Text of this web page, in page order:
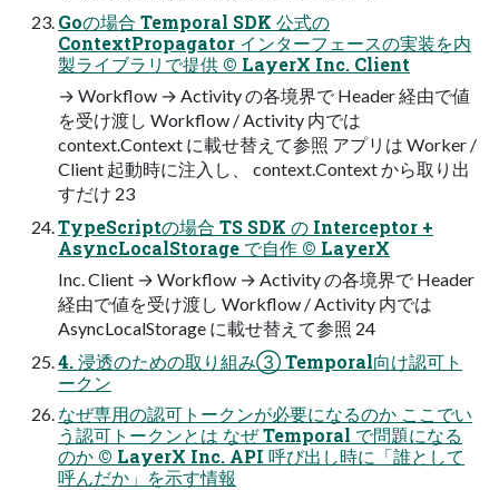
Goの場合 Temporal SDK 公式の
ContextPropagator インターフェースの実装を内
製ライブラリで提供 © LayerX Inc. Client
→ Workflow → Activity の各境界で Header 経由で値
を受け渡し Workflow / Activity 内では
context.Context に載せ替えて参照 アプリは Worker /
Client 起動時に注入し、 context.Context から取り出
すだけ 23
TypeScriptの場合 TS SDK の Interceptor +
AsyncLocalStorage で自作 © LayerX
Inc. Client → Workflow → Activity の各境界で Header
経由で値を受け渡し Workflow / Activity 内では
AsyncLocalStorage に載せ替えて参照 24
4. 浸透のための取り組み③ Temporal向け認可ト
ークン
なぜ専用の認可トークンが必要になるのか ここでい
う認可トークンとは なぜ Temporal で問題になる
のか © LayerX Inc. API 呼び出し時に「誰として
呼んだか」を示す情報